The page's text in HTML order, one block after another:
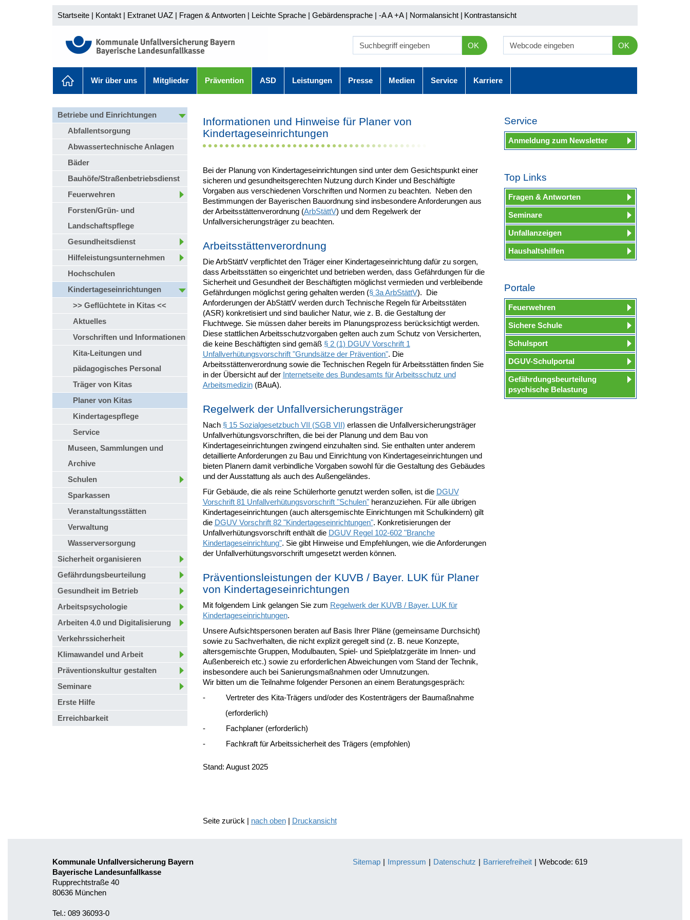
Startseite | Kontakt | Extranet UAZ | Fragen & Antworten | Leichte Sprache | Gebärdensprache | -A A+A | Normalansicht | Kontrastansicht
OK OK
Wir über uns Mitglieder Prävention ASD Leistungen Presse Medien Service Karriere
Betriebe und Einrichtungen
Abfallentsorgung
Abwassertechnische Anlagen
Bäder
Bauhöfe/Straßenbetriebsdienst
Feuerwehren
Forsten/Grün- und
Landschaftspflege
Gesundheitsdienst
Hilfeleistungsunternehmen
Hochschulen
Kindertageseinrichtungen
>> Geflüchtete in Kitas <<
Aktuelles
Vorschriften und Informationen
Kita-Leitungen und
pädagogisches Personal
Träger von Kitas
Planer von Kitas
Kindertagespflege
Service
Museen, Sammlungen und
Archive
Schulen
Sparkassen
Veranstaltungsstätten
Verwaltung
Wasserversorgung
Sicherheit organisieren
Gefährdungsbeurteilung
Gesundheit im Betrieb
Arbeitspsychologie
Arbeiten 4.0 und Digitalisierung
Verkehrssicherheit
Klimawandel und Arbeit
Präventionskultur gestalten
Seminare
Erste Hilfe
Erreichbarkeit
Informationen und Hinweise für Planer von
Kindertageseinrichtungen
Bei der Planung von Kindertageseinrichtungen sind unter dem Gesichtspunkt einer
sicheren und gesundheitsgerechten Nutzung durch Kinder und Beschäftigte
Vorgaben aus verschiedenen Vorschriften und Normen zu beachten. Neben den
Bestimmungen der Bayerischen Bauordnung sind insbesondere Anforderungen aus
der Arbeitsstättenverordnung (ArbStättV) und dem Regelwerk der
Unfallversicherungsträger zu beachten.
Arbeitsstättenverordnung
Die ArbStättV verpflichtet den Träger einer Kindertageseinrichtung dafür zu sorgen,
dass Arbeitsstätten so eingerichtet und betrieben werden, dass Gefährdungen für die
Sicherheit und Gesundheit der Beschäftigten möglichst vermieden und verbleibende
Gefährdungen möglichst gering gehalten werden (§ 3a ArbStättV). Die
Anforderungen der AbStättV werden durch Technische Regeln für Arbeitsstäten
(ASR) konkretisiert und sind baulicher Natur, wie z. B. die Gestaltung der
Fluchtwege. Sie müssen daher bereits im Planungsprozess berücksichtigt werden.
Diese stattlichen Arbeitsschutzvorgaben gelten auch zum Schutz von Versicherten,
die keine Beschäftigten sind gemäß § 2 (1) DGUV Vorschrift 1
Unfallverhütungsvorschrift "Grundsätze der Prävention". Die
Arbeitsstättenverordnung sowie die Technischen Regeln für Arbeitsstätten finden Sie
in der Übersicht auf der Internetseite des Bundesamts für Arbeitsschutz und
Arbeitsmedizin(BAuA).
Regelwerk der Unfallversicherungsträger
Nach § 15 Sozialgesetzbuch VII (SGB VII) erlassen die Unfallversicherungsträger
Unfallverhütungsvorschriften, die bei der Planung und dem Bau von
Kindertageseinrichtungen zwingend einzuhalten sind. Sie enthalten unter anderem
detaillierte Anforderungen zu Bau und Einrichtung von Kindertageseinrichtungen und
bieten Planern damit verbindliche Vorgaben sowohl für die Gestaltung des Gebäudes
und der Ausstattung als auch des Außengeländes.
Für Gebäude, die als reine Schülerhorte genutzt werden sollen, ist die DGUV
Vorschrift 81 Unfallverhütungsvorschrift "Schulen"heranzuziehen. Für alle übrigen
Kindertageseinrichtungen (auch altersgemischte Einrichtungen mit Schulkindern) gilt
die DGUV Vorschrift 82 "Kindertageseinrichtungen". Konkretisierungen der
Unfallverhütungsvorschrift enthält die DGUV Regel 102-602 "Branche
Kindertageseinrichtung". Sie gibt Hinweise und Empfehlungen, wie die Anforderungen
der Unfallverhütungsvorschrift umgesetzt werden können.
Präventionsleistungen der KUVB / Bayer. LUK für Planer
von Kindertageseinrichtungen
Mit folgendem Link gelangen Sie zum Regelwerk der KUVB / Bayer. LUK für
Kindertageseinrichtungen.
Unsere Aufsichtspersonen beraten auf Basis Ihrer Pläne (gemeinsame Durchsicht)
sowie zu Sachverhalten, die nicht explizit geregelt sind (z. B. neue Konzepte,
altersgemischte Gruppen, Modulbauten, Spiel- und Spielplatzgeräte im Innen- und
Außenbereich etc.) sowie zu erforderlichen Abweichungen vom Stand der Technik,
insbesondere auch bei Sanierungsmaßnahmen oder Umnutzungen.
Wir bitten um die Teilnahme folgender Personen an einem Beratungsgespräch:
- Vertreter des Kita-Trägers und/oder des Kostenträgers der Baumaßnahme
(erforderlich)
- Fachplaner (erforderlich)
- Fachkraft für Arbeitssicherheit des Trägers (empfohlen)
Stand: August 2025
Seite zurück | nach oben| Druckansicht
Service
Anmeldung zum Newsletter
Top Links
Fragen & Antworten
Seminare
Unfallanzeigen
Haushaltshilfen
Portale
Feuerwehren
Sichere Schule
Schulsport
DGUV-Schulportal
Gefährdungsbeurteilung
psychische Belastung
Kommunale Unfallversicherung Bayern
Bayerische Landesunfallkasse
Rupprechtstraße 40
80636 München
Tel.: 089 36093-0
Sitemap | Impressum | Datenschutz | Barrierefreiheit | Webcode: 619